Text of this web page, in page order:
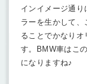
インイメージ通り
ラーを生かして
ることでかなりオ
す。BMW車はこ
になりますね♪